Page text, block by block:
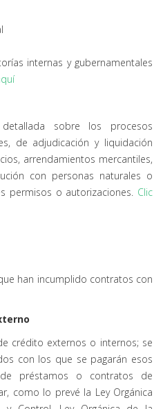
internas y gubernamentales
sobre los procesos
de adjudicación y liquidación
arrendamientos mercantiles,
con personas naturales o
permisos o autorizaciones. Clic
han incumplido contratos con
crédito externos o internos; se
con los que se pagarán esos
préstamos o contratos de
como lo prevé la Ley Orgánica